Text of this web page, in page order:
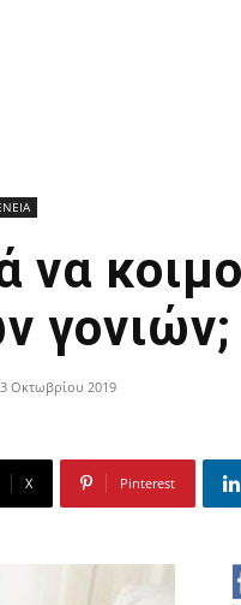
να
γονιών;
Οκτωβρίου 2019
X Pinterest